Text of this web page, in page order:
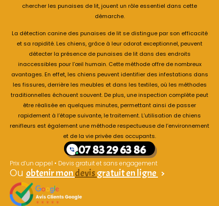
chercher les punaises de lit, jouent un rôle essentiel dans cette
démarche.
La détection canine des punaises de lit se distingue par son efficacité
et sa rapidité. Les chiens, grâce à leur odorat exceptionnel, peuvent
détecter la présence de punaises de lit dans des endroits
inaccessibles pour l’œil humain. Cette méthode offre de nombreux
avantages. En effet, les chiens peuvent identifier des infestations dans
les fissures, derrière les meubles et dans les textiles, où les méthodes
traditionnelles échouent souvent. De plus, une inspection complète peut
être réalisée en quelques minutes, permettant ainsi de passer
rapidement à l’étape suivante, le traitement. L’utilisation de chiens
renifleurs est également une méthode respectueuse de l’environnement
et de la vie privée des occupants.
07 83 29 63 86
Prix d’un appel • Devis gratuit et sans engagement
Ou obtenir mon devis gratuit en ligne >